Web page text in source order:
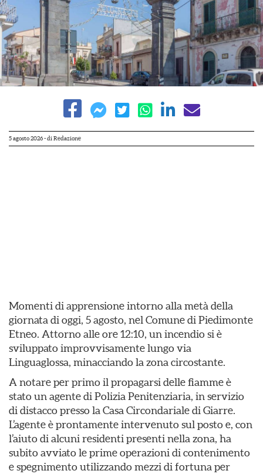
5 agosto 2026- di Redazione
Momenti di apprensione intorno alla metà della
giornata di oggi, 5 agosto, nel Comune di Piedimonte
Etneo. Attorno alle ore 12:10, un incendio si è
sviluppato improvvisamente lungo via
Linguaglossa, minacciando la zona circostante.
​A notare per primo il propagarsi delle fiamme è
stato un agente di Polizia Penitenziaria, in servizio
di distacco presso la Casa Circondariale di Giarre.
L’agente è prontamente intervenuto sul posto e, con
l’aiuto di alcuni residenti presenti nella zona, ha
subito avviato le prime operazioni di contenimento
e spegnimento utilizzando mezzi di fortuna per